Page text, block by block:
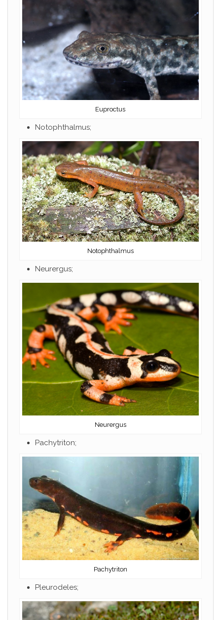
Euproctus
Notophthalmus;
Notophthalmus
Neurergus;
Neurergus
Pachytriton;
Pachytriton
Pleurodeles;